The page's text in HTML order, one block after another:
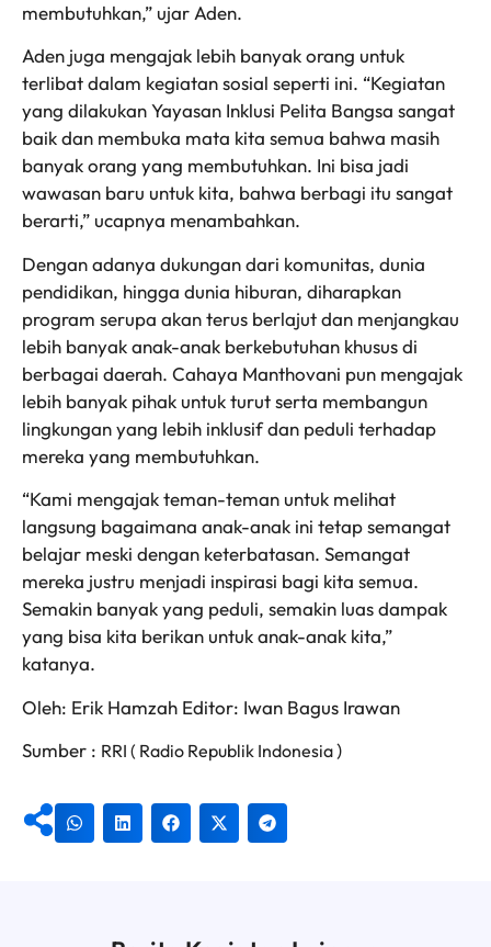
membutuhkan,” ujar Aden.
Aden juga mengajak lebih banyak orang untuk
terlibat dalam kegiatan sosial seperti ini. “Kegiatan
yang dilakukan Yayasan Inklusi Pelita Bangsa sangat
baik dan membuka mata kita semua bahwa masih
banyak orang yang membutuhkan. Ini bisa jadi
wawasan baru untuk kita, bahwa berbagi itu sangat
berarti,” ucapnya menambahkan.
Dengan adanya dukungan dari komunitas, dunia
pendidikan, hingga dunia hiburan, diharapkan
program serupa akan terus berlajut dan menjangkau
lebih banyak anak-anak berkebutuhan khusus di
berbagai daerah. Cahaya Manthovani pun mengajak
lebih banyak pihak untuk turut serta membangun
lingkungan yang lebih inklusif dan peduli terhadap
mereka yang membutuhkan.
“Kami mengajak teman-teman untuk melihat
langsung bagaimana anak-anak ini tetap semangat
belajar meski dengan keterbatasan. Semangat
mereka justru menjadi inspirasi bagi kita semua.
Semakin banyak yang peduli, semakin luas dampak
yang bisa kita berikan untuk anak-anak kita,”
katanya.
Oleh: Erik Hamzah Editor: Iwan Bagus Irawan
Sumber : RRI ( Radio Republik Indonesia)